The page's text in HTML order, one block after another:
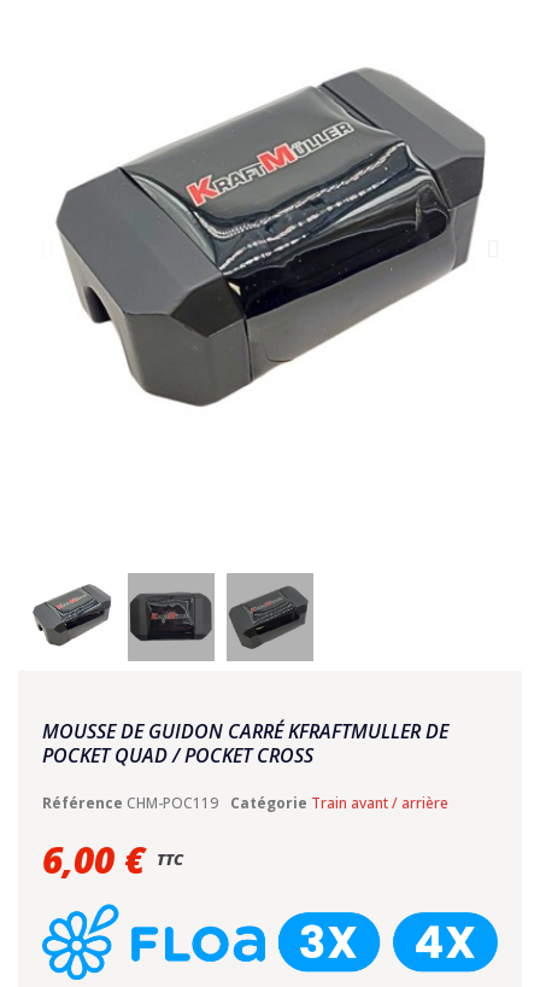
MOUSSE DE GUIDON CARRÉ KFRAFTMULLER DE
POCKET QUAD / POCKET CROSS
Référence CHM-POC119 Catégorie Train avant / arrière
6,00 € TTC